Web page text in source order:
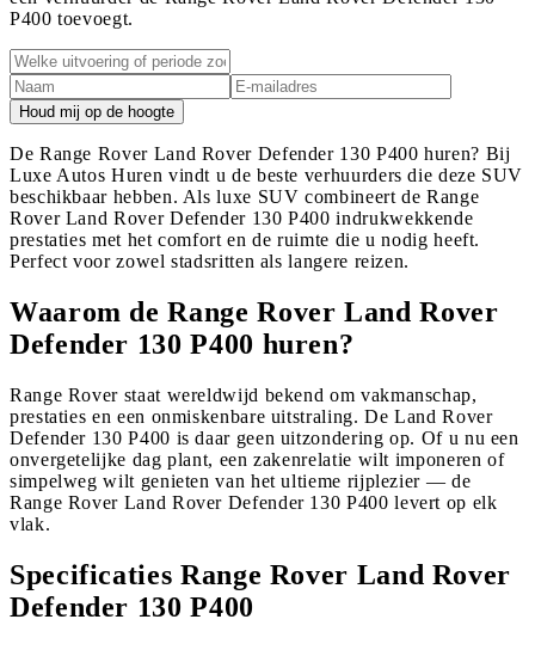
P400 toevoegt.
Houd mij op de hoogte
De Range Rover Land Rover Defender 130 P400 huren? Bij
Luxe Autos Huren vindt u de beste verhuurders die deze SUV
beschikbaar hebben. Als luxe SUV combineert de Range
Rover Land Rover Defender 130 P400 indrukwekkende
prestaties met het comfort en de ruimte die u nodig heeft.
Perfect voor zowel stadsritten als langere reizen.
Waarom de Range Rover Land Rover
Defender 130 P400 huren?
Range Rover staat wereldwijd bekend om vakmanschap,
prestaties en een onmiskenbare uitstraling. De Land Rover
Defender 130 P400 is daar geen uitzondering op. Of u nu een
onvergetelijke dag plant, een zakenrelatie wilt imponeren of
simpelweg wilt genieten van het ultieme rijplezier — de
Range Rover Land Rover Defender 130 P400 levert op elk
vlak.
Specificaties Range Rover Land Rover
Defender 130 P400